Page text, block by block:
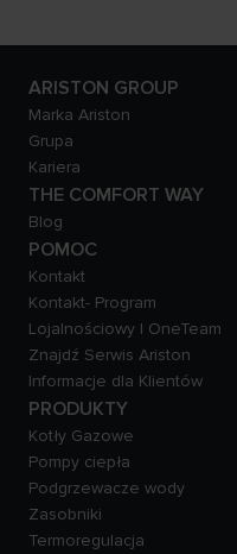
ARISTON GROUP
Marka Ariston
Grupa
Kariera
THE COMFORT WAY
Blog
POMOC
Kontakt
Kontakt- Program
Lojalnościowy | OneTeam
Znajdź Serwis Ariston
Informacje dla Klientów
PRODUKTY
Kotły Gazowe
Pompy ciepła
Podgrzewacze wody
Zasobniki
Termoregulacja